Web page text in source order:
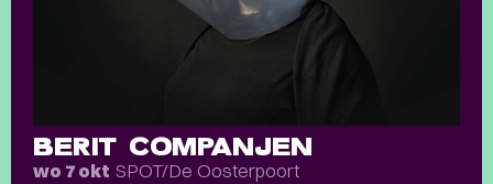
BERIT COMPANJEN
wo 7 okt SPOT/De Oosterpoort